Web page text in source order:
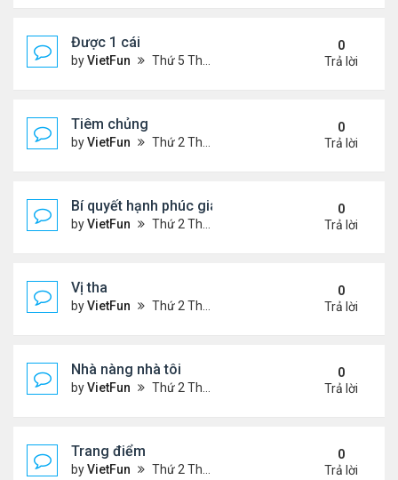
Được 1 cái
byVietFun Thứ 5 Tháng 3 03, 2022 4:44 pm
0
Trả lời
Tiêm chủng
byVietFun Thứ 2 Tháng 1 24, 2022 1:11 pm
0
Trả lời
Bí quyết hạnh phúc gia đình
byVietFun Thứ 2 Tháng 1 03, 2022 9:28 pm
0
Trả lời
Vị tha
byVietFun Thứ 2 Tháng 1 03, 2022 9:25 pm
0
Trả lời
Nhà nàng nhà tôi
byVietFun Thứ 2 Tháng 1 03, 2022 9:24 pm
0
Trả lời
Trang điểm
byVietFun Thứ 2 Tháng 1 03, 2022 9:18 pm
0
Trả lời